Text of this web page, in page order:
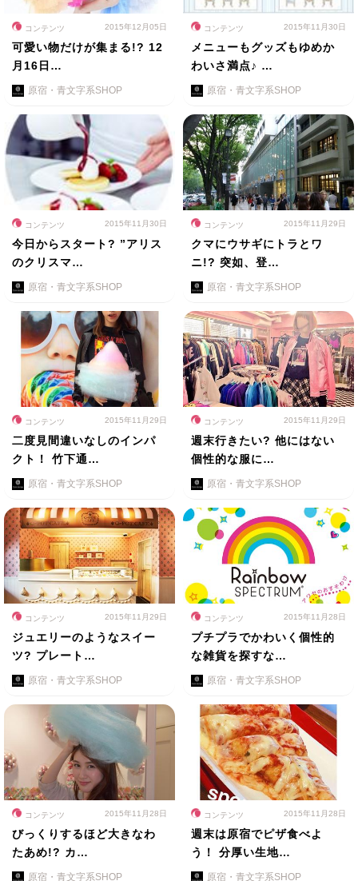
コンテンツ 2015年12月05日
可愛い物だけが集まる!? 12
月16日…
原宿・青文字系SHOP
コンテンツ 2015年11月30日
メニューもグッズもゆめか
わいさ満点♪ …
原宿・青文字系SHOP
コンテンツ 2015年11月30日
今日からスタート? ”アリス
のクリスマ…
原宿・青文字系SHOP
コンテンツ 2015年11月29日
クマにウサギにトラとワ
ニ!? 突如、登…
原宿・青文字系SHOP
コンテンツ 2015年11月29日
二度見間違いなしのインパ
クト！ 竹下通…
原宿・青文字系SHOP
コンテンツ 2015年11月29日
週末行きたい? 他にはない
個性的な服に…
原宿・青文字系SHOP
コンテンツ 2015年11月29日
ジュエリーのようなスイー
ツ? プレート…
原宿・青文字系SHOP
コンテンツ 2015年11月28日
プチプラでかわいく個性的
な雑貨を探すな…
原宿・青文字系SHOP
コンテンツ 2015年11月28日
びっくりするほど大きなわ
たあめ!? カ…
原宿・青文字系SHOP
コンテンツ 2015年11月28日
週末は原宿でピザ食べよ
う！ 分厚い生地…
原宿・青文字系SHOP